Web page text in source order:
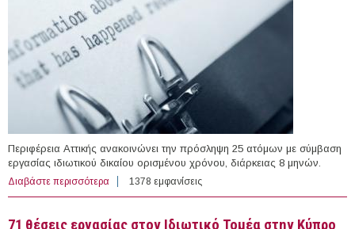
Περιφέρεια Αττικής ανακοινώνει την πρόσληψη 25 ατόμων με σύμβαση
εργασίας ιδιωτικού δικαίου ορισμένου χρόνου, διάρκειας 8 μηνών.
Διαβάστε περισσότερα για 25 άτομα με Σύμβαση Ορισμένου Χρόνου στην
Περιφέρεια Αττικής
1378 εμφανίσεις
71 θέσεις εργασίας στον Ιδιωτικό Τομέα στην Κύπρο